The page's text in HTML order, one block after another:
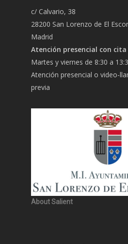
c/ Calvario, 38
28200 San Lorenzo de El
Madrid
Atención presencial con cita
Martes y viernes de 8:30 a
Atención presencial o video-
previa
About Salient